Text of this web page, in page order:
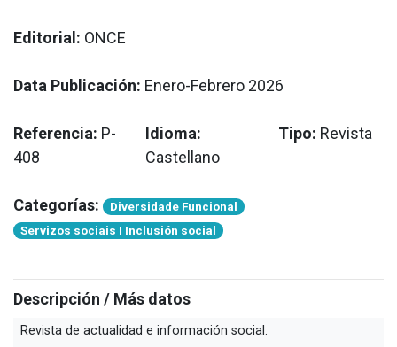
Editorial: ONCE
Data Publicación: Enero-Febrero 2026
Referencia: P-
408
Idioma:
Castellano
Tipo: Revista
Categorías:
Diversidade Funcional
Servizos sociais I Inclusión social
Descripción / Más datos
Revista de actualidad e información social.